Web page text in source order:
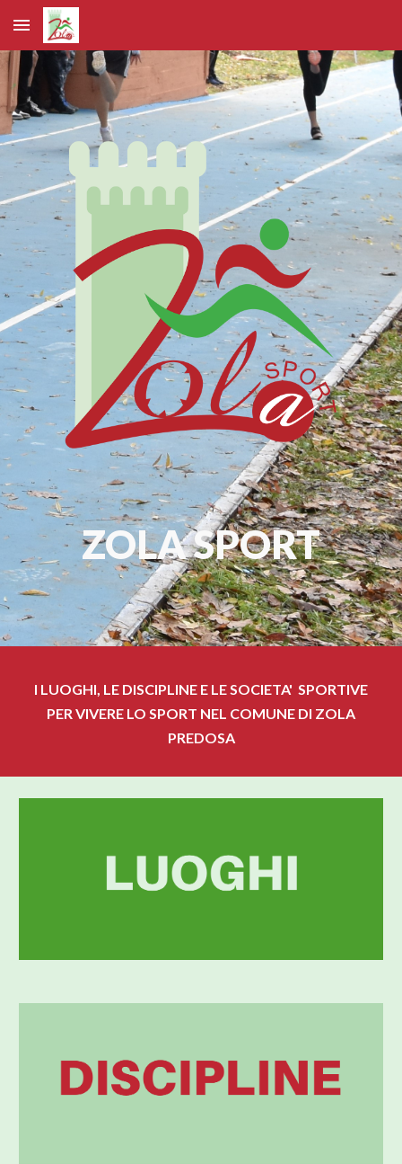
Skip to main content
ZOLA SPORT
I LUOGHI, LE DISCIPLINE E LE SOCIETA' SPORTIVE
PER VIVERE LO SPORT NEL COMUNE DI ZOLA
PREDOSA